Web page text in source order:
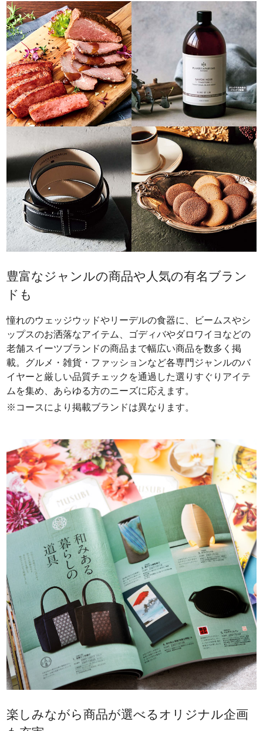
豊富なジャンルの商品や人気の有名ブラン
ドも
憧れのウェッジウッドやリーデルの食器に、ビームスやシ
ップスのお洒落なアイテム、ゴディバやダロワイヨなどの
老舗スイーツブランドの商品まで幅広い商品を数多く掲
載。グルメ・雑貨・ファッションなど各専門ジャンルのバ
イヤーと厳しい品質チェックを通過した選りすぐりアイテ
ムを集め、あらゆる方のニーズに応えます。
※コースにより掲載ブランドは異なります。
楽しみながら商品が選べるオリジナル企画